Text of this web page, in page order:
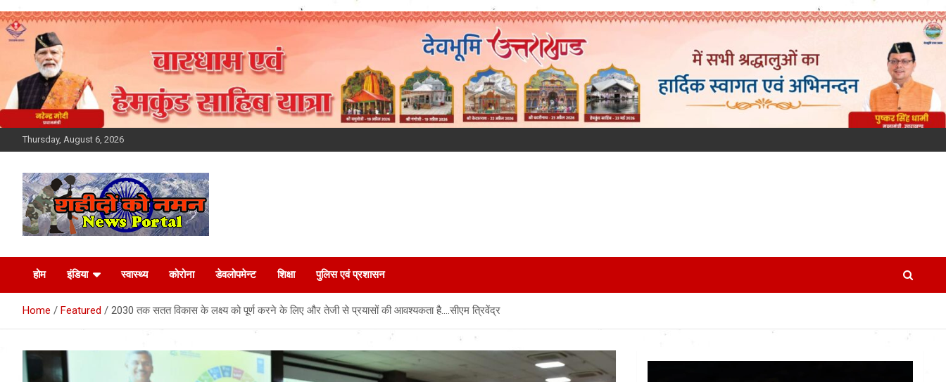
Skip
to
Thursday, August 6, 2026
Latest News Today,
Breaking News,
Uttarakhand News in
Hindi
होम इंडिया स्वास्थ्य कोरोना डेवलोपमेन्ट शिक्षा पुलिस एवं प्रशासन
Home Featured 2030 तक सतत विकास के लक्ष्य को पूर्ण करने के लिए और तेजी से प्रयासों की आवश्यकता है….सीएम त्रिवेंद्र